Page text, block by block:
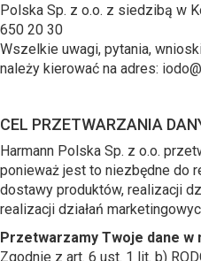
Polska Sp. z o.o. z siedzibą w
650 20 30
Wszelkie uwagi, pytania,
należy kierować na adres:
CEL PRZETWARZANIA
Harmann Polska Sp. z o.o.
ponieważ jest to niezbędne do
dostawy produktów, realizacji
realizacji działań
Przetwarzamy Twoje dane w
Zgodnie z art. 6 ust. 1 lit. b)